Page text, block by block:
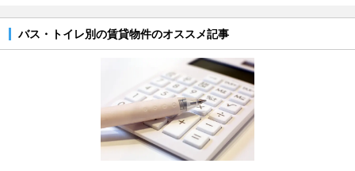
バス・トイレ別の賃貸物件のオススメ記事